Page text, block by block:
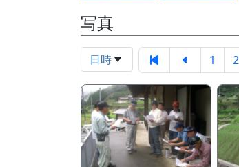
写真
日時 1 2